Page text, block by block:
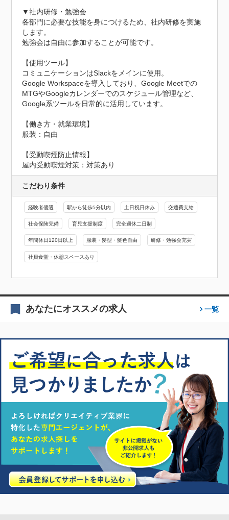
▼社内研修・勉強会
各部門に必要な技能を身につけるため、社内研修を実施
します。
勉強会は自由に参加することが可能です。
【使用ツール】
コミュニケーションはSlackをメインに使用。
Google Workspaceを導入しており、Google Meetでの
MTGやGoogleカレンダーでのスケジュール管理など、
Google系ツールを日常的に活用しています。
【働き方・就業環境】
服装：自由
【受動喫煙防止情報】
屋内受動喫煙対策：対策あり
こだわり条件
経験者優遇 駅から徒歩5分以内 土日祝日休み 交通費支給
社会保険完備 育児支援制度 完全週休二日制
年間休日120日以上 服装・髪型・髪色自由 研修・勉強会充実
社員食堂・休憩スペースあり
あなたにオススメの求人 一覧